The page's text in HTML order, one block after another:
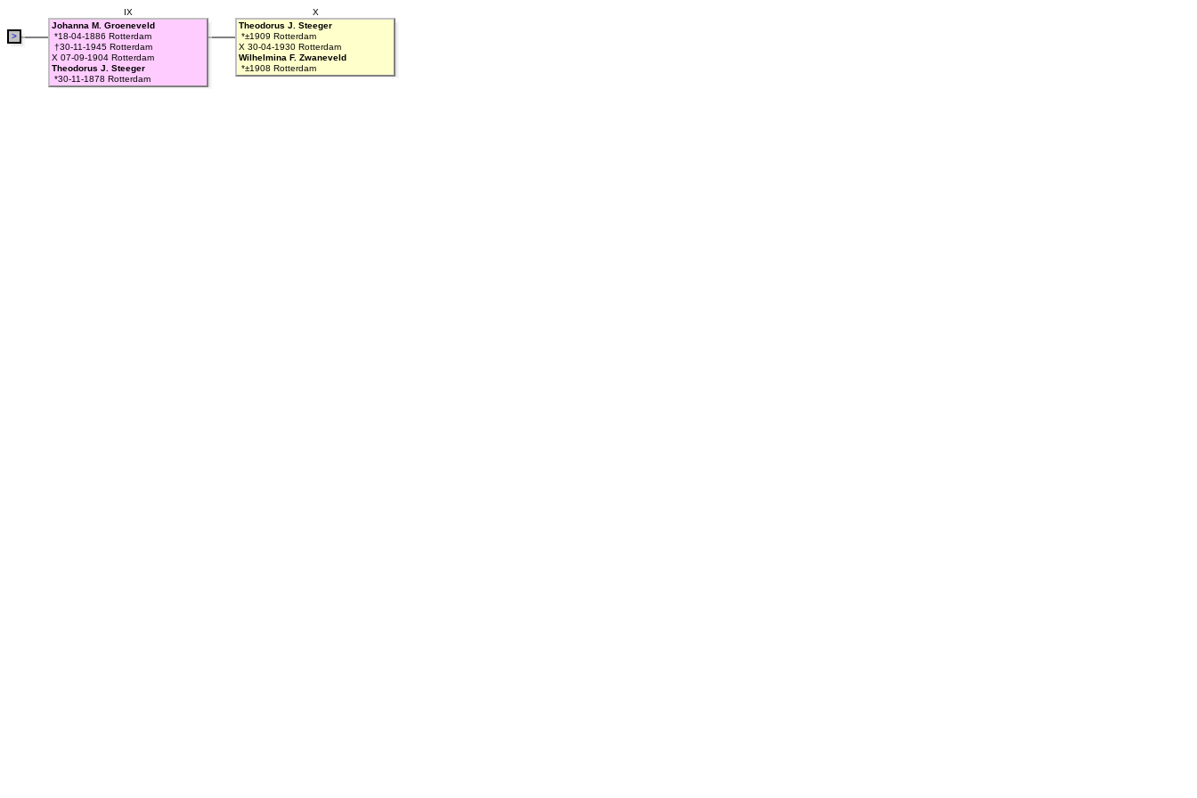
>
Theodorus J. Steeger
*±1909 Rotterdam
X 30-04-1930 Rotterdam
Wilhelmina F. Zwaneveld
*±1908 Rotterdam
Johanna M. Groeneveld
*18-04-1886 Rotterdam
†30-11-1945 Rotterdam
X 07-09-1904 Rotterdam
Theodorus J. Steeger
*30-11-1878 Rotterdam
IX X